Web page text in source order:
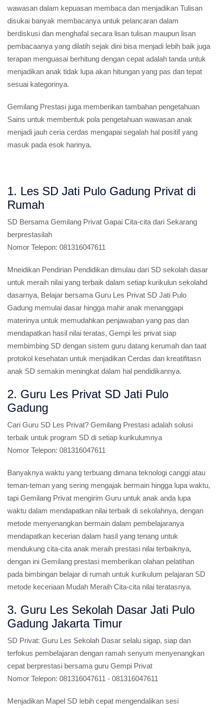
wawasan dalam kepuasan membaca dan menjadikan Tulisan
disukai banyak membacanya untuk pelancaran dalam
berdiskusi dan menghafal secara lisan tulisan maupun lisan
pembacaanya yang dilatih sejak dini bisa menjadi lebih baik juga
terapan menguasai berhitung dengan cepat adalah tanda untuk
menjadikan anak tidak lupa akan hitungan yang pas dan tepat
sesuai kategorinya.
Gemilang Prestasi juga memberikan tambahan pengetahuan
Sains untuk membentuk pola pengetahuan wawasan anak
menjadi jauh ceria cerdas mengapai segalah hal positif yang
masuk pada esok harinya.
1. Les SD Jati Pulo Gadung Privat di
Rumah
SD Bersama Gemilang Privat Gapai Cita-cita dari Sekarang
berprestasilah
Nomor Telepon: 081316047611
Mneidikan Pendirian Pendidikan dimulau dari SD sekolah dasar
untuk meraih nilai yang terbaik dalam setiap kurikulun sekolahd
dasarnya, Belajar bersama Guru Les Privat SD Jati Pulo
Gadung memulai dasar hingga mahir anak menanggapi
materinya untuk memudahkan penjawaban yang pas dan
mendapatkan hasil nilai teratas, Gempi les privat siap
membimbing SD dengan sistem guru datang kerumah dan taat
protokol kesehatan untuk menjadikan Cerdas dan kreatifitasn
anak SD semakin meningkat dalam hal pendidikannya.
2. Guru Les Privat SD Jati Pulo
Gadung
Cari Guru SD Les Privat? Gemilang Prestasi adalah solusi
terbaik untuk program SD di setiap kurikulumnya
Nomor Telepon: 081316047611
Banyaknya waktu yang terbuang dimana teknologi canggi atau
teman-teman yang sering mengajak bermain hingga lupa waktu,
tapi Gemilang Privat mengirim Guru untuk anak anda lupa
waktu dalam mendapatkan nilai terbaik di sekolahnya, dengan
metode menyenangkan bermain dalam pembelajaranya
mendapatkan kecerian dalam hasil yang tenang untuk
mendukung cita-cita anak meraih prestasi nilai terbaiknya,
dengan ini Gemilang prestasi memberikan olahan pelatihan
pada bimbingan belajar di rumah untuk kurikulum pelajaran SD
metode keceriaan Mudah Meraih Cita-cita nilai teratasnya.
3. Guru Les Sekolah Dasar Jati Pulo
Gadung Jakarta Timur
SD Privat: Guru Les Sekolah Dasar selalu sigap, siap dan
terfokus pembelajaran dengan ramah senyum menyenangkan
cepat berprestasi bersama guru Gempi Privat
Nomor Telepon: 081316047611 - 081316047611
Menjadikan Mapel SD lebih cepat mengendalikan sesi